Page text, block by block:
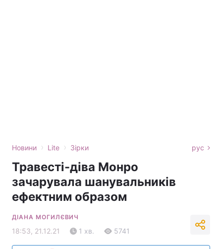
Новини › Lite › Зірки рус
Травесті-діва Монро
зачарувала шанувальників
ефектним образом
ДІАНА МОГИЛЄВИЧ
18:53, 21.12.21 1 хв. 5741